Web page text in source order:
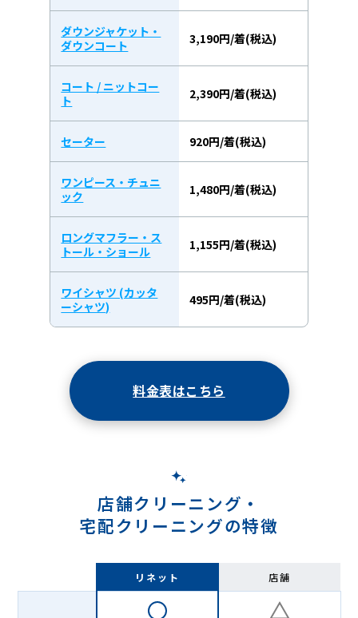
ダウンジャケット・
ダウンコート
3,190円/着(税込)
コート / ニットコー
ト
2,390円/着(税込)
セーター 920円/着(税込)
ワンピース・チュニ
ック
1,480円/着(税込)
ロングマフラー・ス
トール・ショール
1,155円/着(税込)
ワイシャツ (カッタ
ーシャツ)
495円/着(税込)
料金表はこちら
店舗クリーニング・
宅配クリーニングの特徴
リネット 店舗